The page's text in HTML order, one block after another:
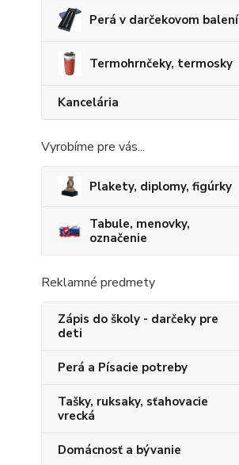
Perá v darčekovom balení
Termohrnčeky, termosky
Kancelária
Vyrobíme pre vás...
Plakety, diplomy, figúrky
Tabule, menovky,
označenie
Reklamné predmety
Zápis do školy - darčeky pre
deti
Perá a Písacie potreby
Tašky, ruksaky, sťahovacie
vrecká
Domácnosť a bývanie